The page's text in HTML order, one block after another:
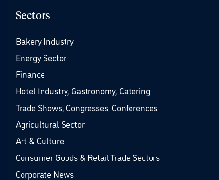
Sectors
Bakery Industry
Energy Sector
Finance
Hotel Industry, Gastronomy, Catering
Trade Shows, Congresses, Conferences
Agricultural Sector
Art & Culture
Consumer Goods & Retail Trade Sectors
Corporate News